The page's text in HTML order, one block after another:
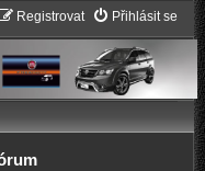
Přihlásit se
Registrovat